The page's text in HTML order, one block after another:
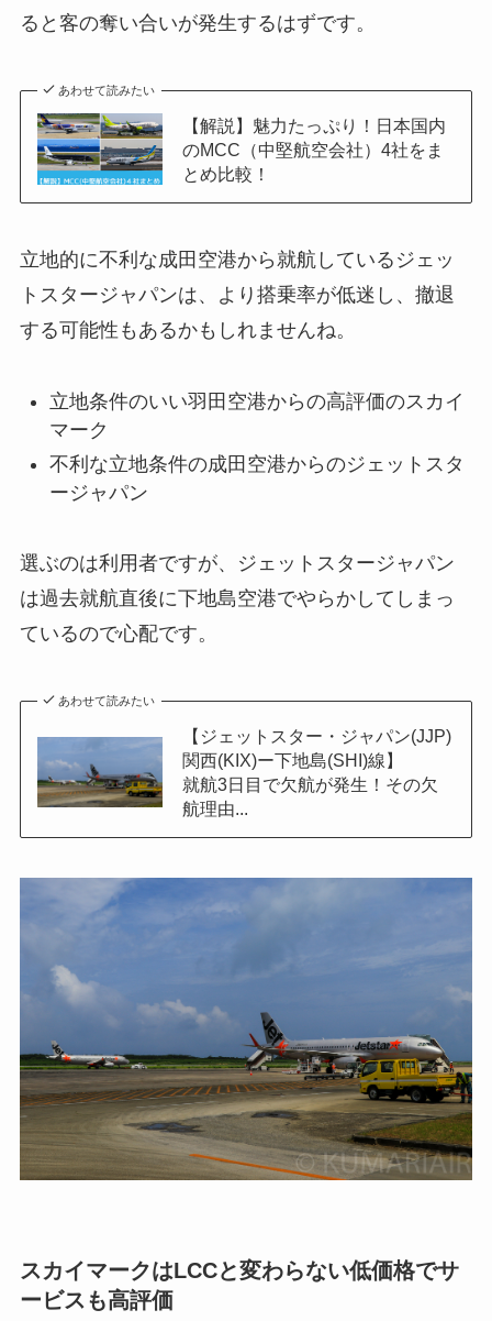
ると客の奪い合いが発生するはずです。
あわせて読みたい
【解説】魅力たっぷり！日本国内
のMCC（中堅航空会社）4社をま
とめ比較！
立地的に不利な成田空港から就航しているジェッ
トスタージャパンは、より搭乗率が低迷し、撤退
する可能性もあるかもしれませんね。
立地条件のいい羽田空港からの高評価のスカイ
マーク
不利な立地条件の成田空港からのジェットスタ
ージャパン
選ぶのは利用者ですが、ジェットスタージャパン
は過去就航直後に下地島空港でやらかしてしまっ
ているので心配です。
あわせて読みたい
【ジェットスター・ジャパン(JJP)
関西(KIX)ー下地島(SHI)線】
就航3日目で欠航が発生！その欠
航理由...
スカイマークはLCCと変わらない低価格でサ
ービスも高評価